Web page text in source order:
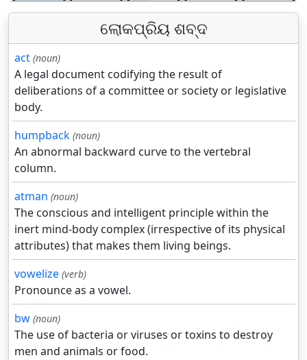
ଲୋକପ୍ରିୟ ଶବ୍ଦ
act (noun)
A legal document codifying the result of
deliberations of a committee or society or legislative
body.
humpback (noun)
An abnormal backward curve to the vertebral
column.
atman (noun)
The conscious and intelligent principle within the
inert mind-body complex (irrespective of its physical
attributes) that makes them living beings.
vowelize (verb)
Pronounce as a vowel.
bw (noun)
The use of bacteria or viruses or toxins to destroy
men and animals or food.